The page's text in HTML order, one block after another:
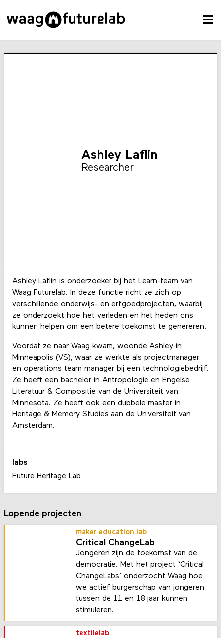
Ashley Laflin
Researcher
Ashley Laflin is onderzoeker bij het Learn-team van
Waag Futurelab. In deze functie richt ze zich op
verschillende onderwijs- en erfgoedprojecten, waarbij
ze onderzoekt hoe het verleden en het heden ons
kunnen helpen om een betere toekomst te genereren.
Voordat ze naar Waag kwam, woonde Ashley in
Minneapolis (VS), waar ze werkte als projectmanager
en operations team manager bij een technologiebedrijf.
Ze heeft een bachelor in Antropologie en Engelse
Literatuur & Compositie van de Universiteit van
Minnesota. Ze heeft ook een dubbele master in
Heritage & Memory Studies aan de Universiteit van
Amsterdam.
labs
Future Heritage Lab
Lopende projecten
maker education lab
Critical ChangeLab
Jongeren zijn de toekomst van de
democratie. Met het project ‘Critical
ChangeLabs’ onderzocht Waag hoe
we actief burgerschap van jongeren
tussen de 11 en 18 jaar kunnen
stimuleren.
textilelab